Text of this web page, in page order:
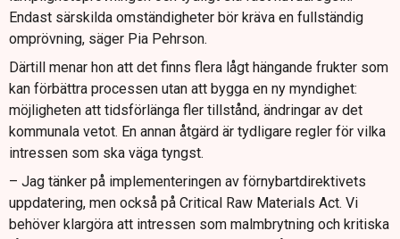
Endast särskilda omständigheter bör kräva en fullständig
omprövning, säger Pia Pehrson.
Därtill menar hon att det finns flera lågt hängande frukter som
kan förbättra processen utan att bygga en ny myndighet:
möjligheten att tidsförlänga fler tillstånd, ändringar av det
kommunala vetot. En annan åtgärd är tydligare regler för vilka
intressen som ska väga tyngst.
– Jag tänker på implementeringen av förnybartdirektivets
uppdatering, men också på Critical Raw Materials Act. Vi
behöver klargöra att intressen som malmbrytning och kritiska